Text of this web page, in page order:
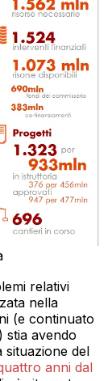
relativi
nella
(e continuato
stia avendo
situazione del
anni dal